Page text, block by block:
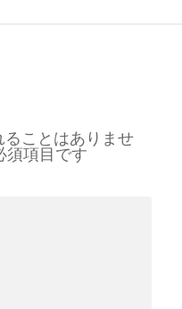
ることはありませ
須項目です